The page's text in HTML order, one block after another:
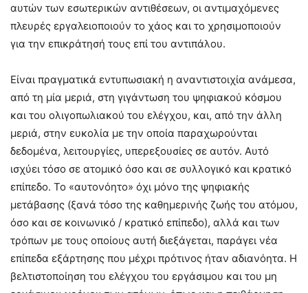
αυτών των εσωτερικών αντιθέσεων, οι αντιμαχόμενες
πλευρές εργαλειοποιούν το χάος και το χρησιμοποιούν
για την επικράτησή τους επί του αντιπάλου.
Είναι πραγματικά εντυπωσιακή η αναντιστοιχία ανάμεσα,
από τη μία μεριά, στη γιγάντωση του ψηφιακού κόσμου
και του ολιγοπωλιακού του ελέγχου, και, από την άλλη
μεριά, στην ευκολία με την οποία παραχωρούνται
δεδομένα, λειτουργίες, υπερεξουσίες σε αυτόν. Αυτό
ισχύει τόσο σε ατομικό όσο και σε συλλογικό και κρατικό
επίπεδο. Το «αυτονόητο» όχι μόνο της ψηφιακής
μετάβασης (ξανά τόσο της καθημερινής ζωής του ατόμου,
όσο και σε κοινωνικό / κρατικό επίπεδο), αλλά και των
τρόπων με τους οποίους αυτή διεξάγεται, παράγει νέα
επίπεδα εξάρτησης που μέχρι πρότινος ήταν αδιανόητα. Η
βελτιστοποίηση του ελέγχου του εργάσιμου και του μη